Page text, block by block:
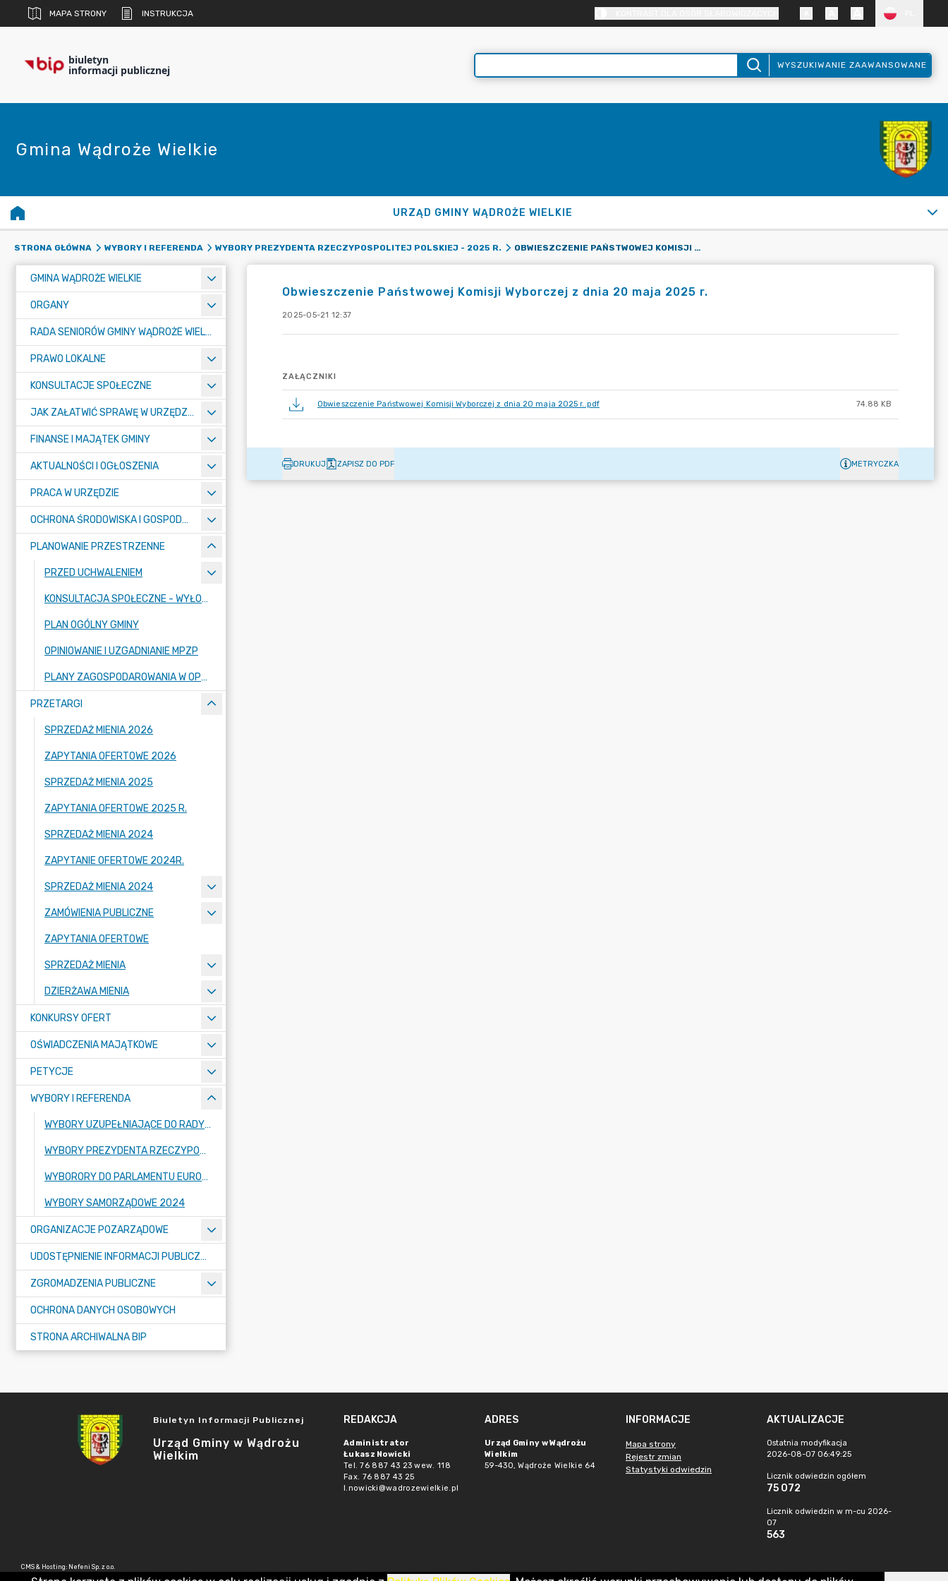
MAPA STRONY INSTRUKCJA
biuletyn
informacji publicznej WYSZUKIWANIE ZAAWANSOWANE
Gmina Wądroże Wielkie
URZĄD GMINY WĄDROŻE WIELKIE
STRONA GŁÓWNA WYBORY I REFERENDA WYBORY PREZYDENTA RZECZYPOSPOLITEJ POLSKIEJ - 2025 R. OBWIESZCZENIE PAŃSTWOWEJ KOMISJI WYBORCZEJ Z DNIA 20 MAJA 2025 R.
GMINA WĄDROŻE WIELKIE
ORGANY
RADA SENIORÓW GMINY WĄDROŻE WIELKIE
PRAWO LOKALNE
KONSULTACJE SPOŁECZNE
JAK ZAŁATWIĆ SPRAWĘ W URZĘDZIE ? - KARTY USŁUG I FORMULARZE
FINANSE I MAJĄTEK GMINY
AKTUALNOŚCI I OGŁOSZENIA
PRACA W URZĘDZIE
OCHRONA ŚRODOWISKA I GOSPODARKA KOMUNALNA
PLANOWANIE PRZESTRZENNE
PRZED UCHWALENIEM
KONSULTACJA SPOŁECZNE - WYŁOŻENIE
PLAN OGÓLNY GMINY
OPINIOWANIE I UZGADNIANIE MPZP
PLANY ZAGOSPODAROWANIA W OPRACOWANIU
PRZETARGI
SPRZEDAŻ MIENIA 2026
ZAPYTANIA OFERTOWE 2026
SPRZEDAŻ MIENIA 2025
ZAPYTANIA OFERTOWE 2025 R.
SPRZEDAŻ MIENIA 2024
ZAPYTANIE OFERTOWE 2024R.
SPRZEDAŻ MIENIA 2024
ZAMÓWIENIA PUBLICZNE
ZAPYTANIA OFERTOWE
SPRZEDAŻ MIENIA
DZIERŻAWA MIENIA
KONKURSY OFERT
OŚWIADCZENIA MAJĄTKOWE
PETYCJE
WYBORY I REFERENDA
WYBORY UZUPEŁNIAJĄCE DO RADY GMINY WĄDROŻE WIELKIE W OKRĘGU WYBORCZYM NR 10 - 2025 R.
WYBORY PREZYDENTA RZECZYPOSPOLITEJ POLSKIEJ - 2025 R.
WYBORORY DO PARLAMENTU EUROPEJSKIEGO
WYBORY SAMORZĄDOWE 2024
ORGANIZACJE POZARZĄDOWE
UDOSTĘPNIENIE INFORMACJI PUBLICZNEJ
ZGROMADZENIA PUBLICZNE
OCHRONA DANYCH OSOBOWYCH
STRONA ARCHIWALNA BIP
Obwieszczenie Państwowej Komisji Wyborczej z dnia 20 maja 2025 r.
2025-05-21 12:37
ZAŁĄCZNIKI
Obwieszczenie Państwowej Komisji Wyborczej z dnia 20 maja 2025 r..pdf 74.88 KB
DRUKUJ ZAPISZ DO PDF METRYCZKA
Biuletyn Informacji Publicznej
Urząd Gminy w Wądrożu
Wielkim
REDAKCJA
Administrator
Łukasz Nowicki
Tel. 76 887 43 23 wew. 118
Fax. 76 887 43 25
l.nowicki@wadrozewielkie.pl
ADRES
Urząd Gminy w Wądrożu
Wielkim
59-430, Wądroże Wielkie 64
INFORMACJE
Mapa strony
Rejestr zmian
Statystyki odwiedzin
AKTUALIZACJE
Ostatnia modyfikacja
2026-08-07 06:49:25
Licznik odwiedzin ogółem
75 072
Licznik odwiedzin w m-cu 2026-
07
563
CMS & Hosting: Nefeni Sp. z o.o.